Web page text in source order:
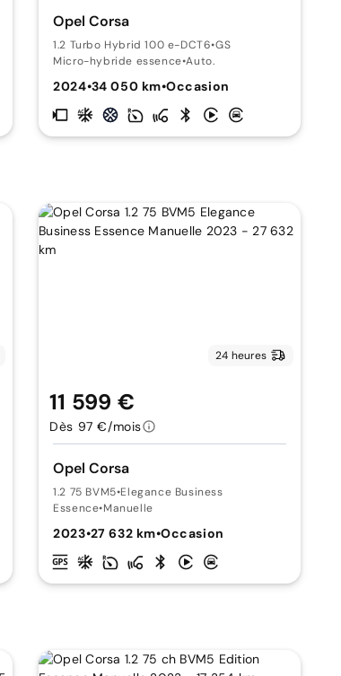
Opel Corsa
1.2 Turbo Hybrid 100 e-DCT6•GS
Micro-hybride essence•Auto.
2024•34 050 km•Occasion
24 heures
Opel Corsa
1.2 75 BVM5•Elegance Business
Essence•Manuelle
2023•27 632 km•Occasion
11 599 €
Dès 97 €/mois